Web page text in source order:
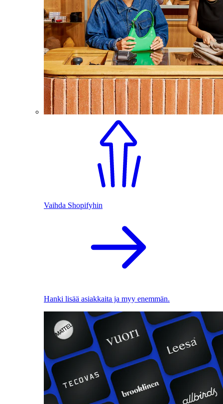
Vaihda Shopifyhin
Hanki lisää asiakkaita ja myy enemmän.